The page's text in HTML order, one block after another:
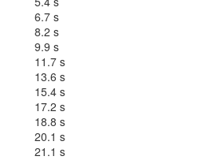
6.7 s
8.2 s
9.9 s
11.7 s
13.6 s
15.4 s
17.2 s
18.8 s
20.1 s
21.1 s